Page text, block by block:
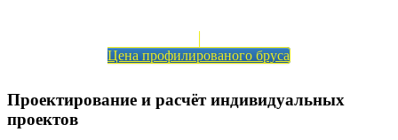
Цена профилированого бруса
Проектирование и расчёт индивидуальных
проектов